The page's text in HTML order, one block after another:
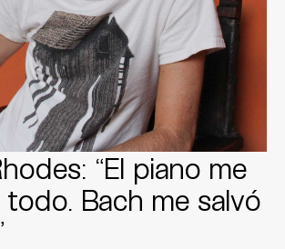
“El piano me
Bach me salvó